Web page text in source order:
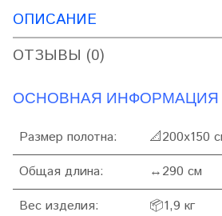
ОПИСАНИЕ
ОТЗЫВЫ (0)
ОСНОВНАЯ ИНФОРМАЦИЯ
Размер полотна: 📐200х150
Общая длина:
↔290 см
Вес изделия:
📦1,9 кг